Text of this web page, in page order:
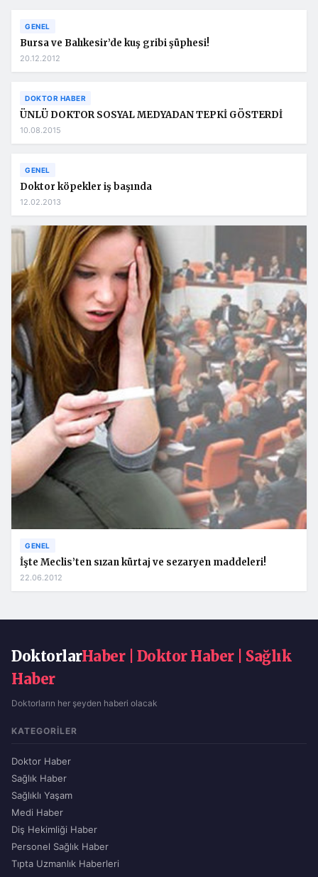
GENEL
Bursa ve Balıkesir’de kuş gribi şüphesi!
20.12.2012
DOKTOR HABER
ÜNLÜ DOKTOR SOSYAL MEDYADAN TEPKİ GÖSTERDİ
10.08.2015
GENEL
Doktor köpekler iş başında
12.02.2013
GENEL
İşte Meclis’ten sızan kürtaj ve sezaryen maddeleri!
22.06.2012
DoktorlarHaber | Doktor Haber | Sağlık
Haber
Doktorların her şeyden haberi olacak
KATEGORILER
Doktor Haber
Sağlık Haber
Sağlıklı Yaşam
Medi Haber
Diş Hekimliği Haber
Personel Sağlık Haber
Tıpta Uzmanlık Haberleri